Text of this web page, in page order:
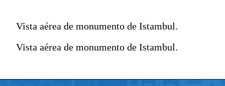
Vista aérea de monumento de Istambul.
Vista aérea de monumento de Istambul.